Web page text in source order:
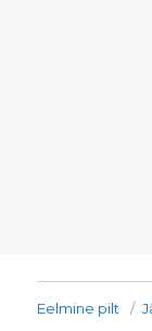
Eelmine pilt